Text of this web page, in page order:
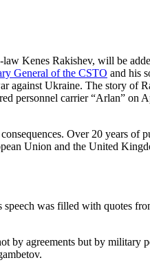
Kenes Rakishev, will be
General of the CSTO and his
against Ukraine. The story of
personnel carrier “Arlan” on
Over 20 years of
Union and the United
was filled with quotes
by agreements but by